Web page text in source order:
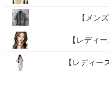
【メン
【レディ
【レディー